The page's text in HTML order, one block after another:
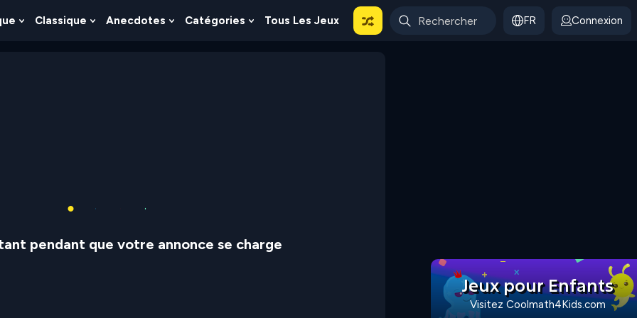
Show
Classique
Show
Anecdotes
Show
Catégories
Show
Tous Les Jeux FR Connexion
pendant que votre annonce se charge
Jeux pour Enfants
Visitez Coolmath4Kids.com